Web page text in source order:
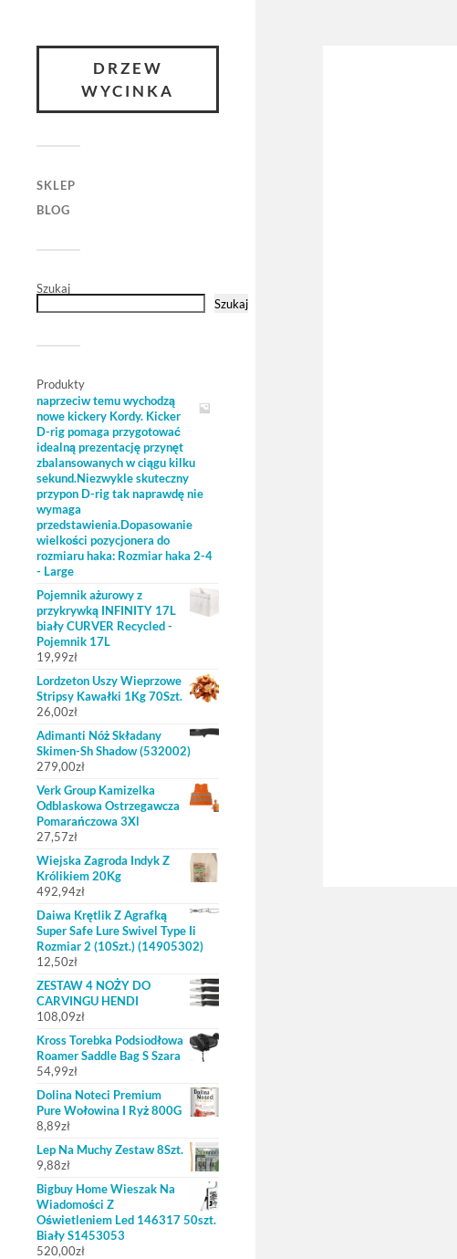
DRZEW
WYCINKA
SKLEP
BLOG
Szukaj
Szukaj
Produkty
naprzeciw temu wychodzą
nowe kickery Kordy. Kicker
D-rig pomaga przygotować
idealną prezentację przynęt
zbalansowanych w ciągu kilku
sekund.Niezwykle skuteczny
przypon D-rig tak naprawdę nie
wymaga
przedstawienia.Dopasowanie
wielkości pozycjonera do
rozmiaru haka: Rozmiar haka 2-4
- Large
Pojemnik ażurowy z
przykrywką INFINITY 17L
biały CURVER Recycled -
Pojemnik 17L
19,99zł
Lordzeton Uszy Wieprzowe
Stripsy Kawałki 1Kg 70Szt.
26,00zł
Adimanti Nóż Składany
Skimen-Sh Shadow (532002)
279,00zł
Verk Group Kamizelka
Odblaskowa Ostrzegawcza
Pomarańczowa 3Xl
27,57zł
Wiejska Zagroda Indyk Z
Królikiem 20Kg
492,94zł
Daiwa Krętlik Z Agrafką
Super Safe Lure Swivel Type Ii
Rozmiar 2 (10Szt.) (14905302)
12,50zł
ZESTAW 4 NOŻY DO
CARVINGU HENDI
108,09zł
Kross Torebka Podsiodłowa
Roamer Saddle Bag S Szara
54,99zł
Dolina Noteci Premium
Pure Wołowina I Ryż 800G
8,89zł
Lep Na Muchy Zestaw 8Szt.
9,88zł
Bigbuy Home Wieszak Na
Wiadomości Z
Oświetleniem Led 146317 50szt.
Biały S1453053
520,00zł